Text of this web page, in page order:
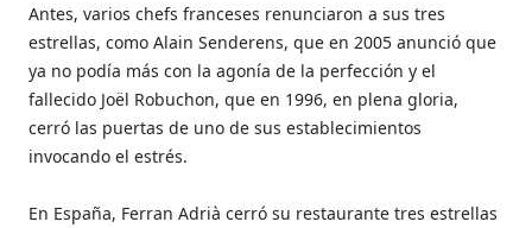
Antes, varios chefs franceses renunciaron a sus tres
estrellas, como Alain Senderens, que en 2005 anunció que
ya no podía más con la agonía de la perfección y el
fallecido Joël Robuchon, que en 1996, en plena gloria,
cerró las puertas de uno de sus establecimientos
invocando el estrés.
En España, Ferran Adrià cerró su restaurante tres estrellas